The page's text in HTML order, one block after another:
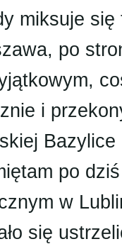
miksuje
po
i
po
w
się